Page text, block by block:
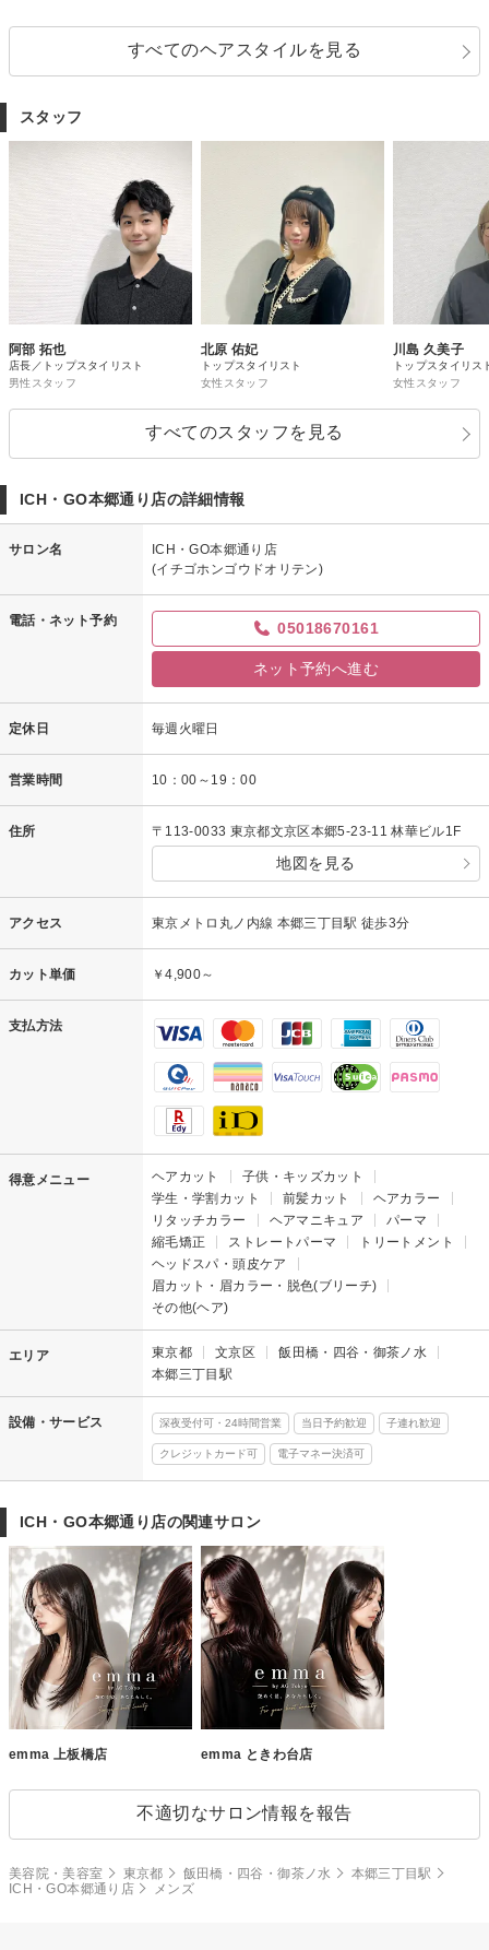
すべてのヘアスタイルを見る
スタッフ
阿部 拓也
店長／トップスタイリスト
男性スタッフ
北原 佑妃
トップスタイリスト
女性スタッフ
川島 久美子
トップスタイリス
女性スタッフ
すべてのスタッフを見る
ICH・GO本郷通り店の詳細情報
サロン名
ICH・GO本郷通り店
(イチゴホンゴウドオリテン)
電話・ネット予約 05018670161
ネット予約へ進む
定休日 毎週火曜日
営業時間 10：00～19：00
住所 〒113-0033 東京都文京区本郷5-23-11 林華ビル1F
地図を見る
アクセス 東京メトロ丸ノ内線 本郷三丁目駅 徒歩3分
カット単価 ￥4,900～
支払方法
得意メニュー ヘアカット
子供・キッズカット
学生・学割カット
前髪カット
ヘアカラー
リタッチカラー
ヘアマニキュア
パーマ
縮毛矯正
ストレートパーマ
トリートメント
ヘッドスパ・頭皮ケア
眉カット・眉カラー・脱色(ブリーチ)
その他(ヘア)
エリア 東京都 文京区
飯田橋・四谷・御茶ノ水
本郷三丁目駅
設備・サービス 深夜受付可・24時間営業 当日予約歓迎 子連れ歓迎
クレジットカード可 電子マネー決済可
ICH・GO本郷通り店の関連サロン
emma 上板橋店 emma ときわ台店
不適切なサロン情報を報告
美容院・美容室 東京都 飯田橋・四谷・御茶ノ水
本郷三丁目駅
ICH・GO本郷通り店
メンズ